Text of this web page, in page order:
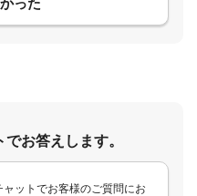
った
お答えします。
ャットでお客様のご質問にお